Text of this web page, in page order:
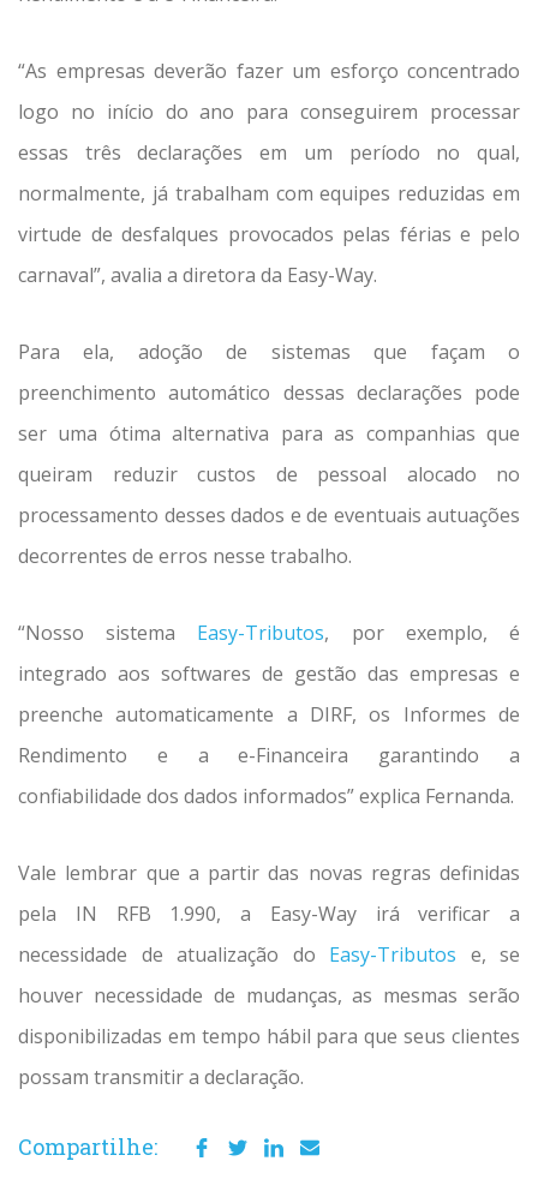
“As empresas deverão fazer um esforço concentrado
logo no início do ano para conseguirem processar
essas três declarações em um período no qual,
normalmente, já trabalham com equipes reduzidas em
virtude de desfalques provocados pelas férias e pelo
carnaval”, avalia a diretora da Easy-Way.
Para ela, adoção de sistemas que façam o
preenchimento automático dessas declarações pode
ser uma ótima alternativa para as companhias que
queiram reduzir custos de pessoal alocado no
processamento desses dados e de eventuais autuações
decorrentes de erros nesse trabalho.
“Nosso sistema Easy-Tributos, por exemplo, é
integrado aos softwares de gestão das empresas e
preenche automaticamente a DIRF, os Informes de
Rendimento e a e-Financeira garantindo a
confiabilidade dos dados informados” explica Fernanda.
Vale lembrar que a partir das novas regras definidas
pela IN RFB 1.990, a Easy-Way irá verificar a
necessidade de atualização do Easy-Tributos e, se
houver necessidade de mudanças, as mesmas serão
disponibilizadas em tempo hábil para que seus clientes
possam transmitir a declaração.
Compartilhe: